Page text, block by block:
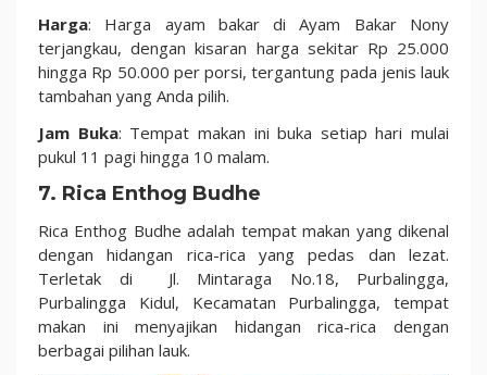
Harga: Harga ayam bakar di Ayam Bakar Nony
terjangkau, dengan kisaran harga sekitar Rp 25.000
hingga Rp 50.000 per porsi, tergantung pada jenis lauk
tambahan yang Anda pilih.
Jam Buka: Tempat makan ini buka setiap hari mulai
pukul 11 pagi hingga 10 malam.
7. Rica Enthog Budhe
Rica Enthog Budhe adalah tempat makan yang dikenal
dengan hidangan rica-rica yang pedas dan lezat.
Terletak di Jl. Mintaraga No.18, Purbalingga,
Purbalingga Kidul, Kecamatan Purbalingga, tempat
makan ini menyajikan hidangan rica-rica dengan
berbagai pilihan lauk.